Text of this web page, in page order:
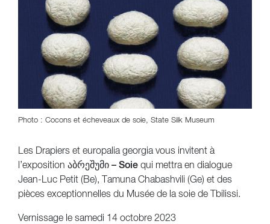
Photo : Cocons et écheveaux de soie, State Silk Museum
Les Drapiers et europalia georgiavous invitent à
l’exposition აბრეშუმი – Soie qui mettra en dialogue
Jean-Luc Petit (Be), Tamuna Chabashvili (Ge) et des
pièces exceptionnelles du Musée de la soie de Tbilissi.
Vernissage le samedi 14 octobre 2023